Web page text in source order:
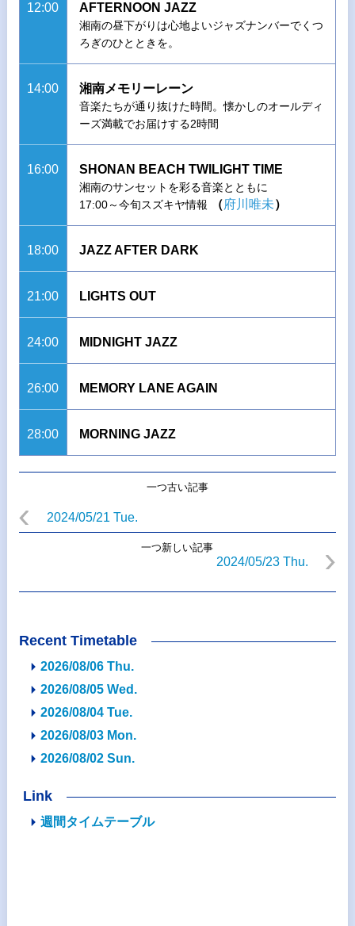
12:00 AFTERNOON JAZZ
湘南の昼下がりは心地よいジャズナンバーでくつ
ろぎのひとときを。
14:00 湘南メモリーレーン
音楽たちが通り抜けた時間。懐かしのオールディ
ーズ満載でお届けする2時間
16:00 SHONAN BEACH TWILIGHT TIME
湘南のサンセットを彩る音楽とともに
17:00～今旬スズキヤ情報
（府川唯未）
18:00 JAZZ AFTER DARK
21:00 LIGHTS OUT
24:00 MIDNIGHT JAZZ
26:00 MEMORY LANE AGAIN
28:00 MORNING JAZZ
一つ古い記事
2024/05/21 Tue.
一つ新しい記事
2024/05/23 Thu.
Recent Timetable
2026/08/06 Thu.
2026/08/05 Wed.
2026/08/04 Tue.
2026/08/03 Mon.
2026/08/02 Sun.
Link
週間タイムテーブル